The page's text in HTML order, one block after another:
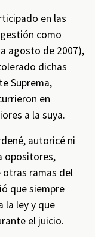
en las
como
agosto de 2007),
dichas
Suprema,
en
a la suya.
autoricé ni
opositores,
ramas del
que siempre
la ley y que
el juicio.